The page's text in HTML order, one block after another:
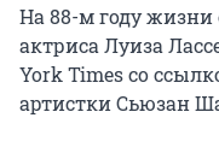
На 88-м году жизни
актриса Луиза
York Times со
артистки Сьюзан